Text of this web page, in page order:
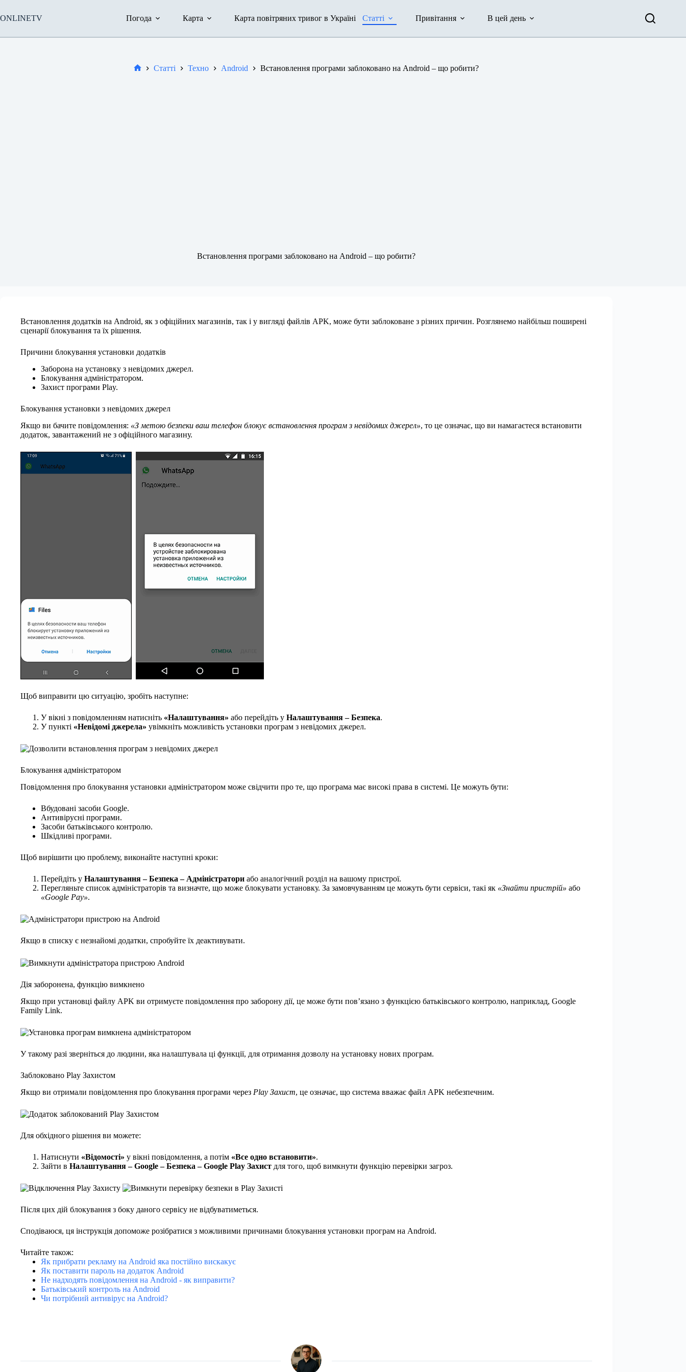
вмісту
ONLINETV Погода Карта Карта повітряних тривог в Україні Статті Привітання В цей день
Статті Техно Android Встановлення програми заблоковано на Android – що робити?
Встановлення програми заблоковано на Android – що робити?
Встановлення додатків на Android, як з офіційних магазинів, так і у вигляді файлів APK, може бути заблоковане з різних причин. Розглянемо найбільш поширені
сценарії блокування та їх рішення.
Причини блокування установки додатків
Заборона на установку з невідомих джерел.
Блокування адміністратором.
Захист програми Play.
Блокування установки з невідомих джерел
Якщо ви бачите повідомлення: «З метою безпеки ваш телефон блокує встановлення програм з невідомих джерел», то це означає, що ви намагаєтеся встановити
додаток, завантажений не з офіційного магазину.
Щоб виправити цю ситуацію, зробіть наступне:
У вікні з повідомленням натисніть «Налаштування» або перейдіть у Налаштування – Безпека.
У пункті «Невідомі джерела» увімкніть можливість установки програм з невідомих джерел.
Блокування адміністратором
Повідомлення про блокування установки адміністратором може свідчити про те, що програма має високі права в системі. Це можуть бути:
Вбудовані засоби Google.
Антивірусні програми.
Засоби батьківського контролю.
Шкідливі програми.
Щоб вирішити цю проблему, виконайте наступні кроки:
Перейдіть у Налаштування – Безпека – Адміністратори або аналогічний розділ на вашому пристрої.
Перегляньте список адміністраторів та визначте, що може блокувати установку. За замовчуванням це можуть бути сервіси, такі як «Знайти пристрій» або
«Google Pay».
Якщо в списку є незнайомі додатки, спробуйте їх деактивувати.
Дія заборонена, функцію вимкнено
Якщо при установці файлу APK ви отримуєте повідомлення про заборону дії, це може бути пов’язано з функцією батьківського контролю, наприклад, Google
Family Link.
У такому разі зверніться до людини, яка налаштувала ці функції, для отримання дозволу на установку нових програм.
Заблоковано Play Захистом
Якщо ви отримали повідомлення про блокування програми через Play Захист, це означає, що система вважає файл APK небезпечним.
Для обхідного рішення ви можете:
Натиснути «Відомості» у вікні повідомлення, а потім «Все одно встановити».
Зайти в Налаштування – Google – Безпека – Google Play Захист для того, щоб вимкнути функцію перевірки загроз.
Після цих дій блокування з боку даного сервісу не відбуватиметься.
Сподіваюся, ця інструкція допоможе розібратися з можливими причинами блокування установки програм на Android.
Читайте також:
Як прибрати рекламу на Android яка постійно вискакує
Як поставити пароль на додаток Android
Не надходять повідомлення на Android - як виправити?
Батьківський контроль на Android
Чи потрібний антивірус на Android?